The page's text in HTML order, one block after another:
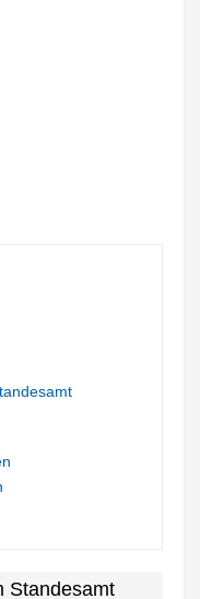
Standesamt